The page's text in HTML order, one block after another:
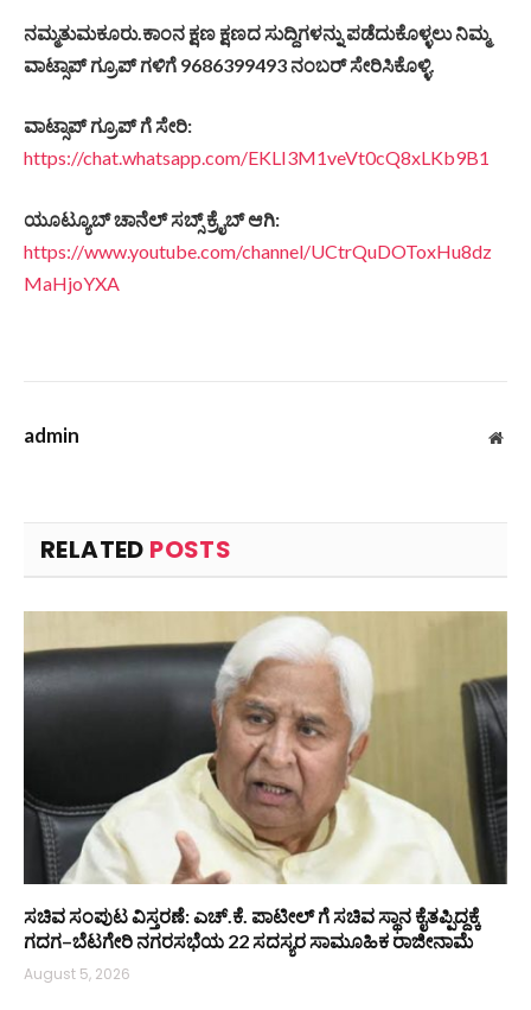
ನಮ್ಮತುಮಕೂರು. ಕಾಂನ ಕ್ಷಣ ಕ್ಷಣದ ಸುದ್ದಿಗಳನ್ನು ಪಡೆದುಕೊಳ್ಳಲುನಿಮ್ಮ
ವಾಟ್ಸಾಪ್ ಗ್ರೂಪ್ ಗಳಿಗೆ 9686399493 ನಂಬರ್ ಸೇರಿಸಿಕೊಳ್ಳಿ.
ವಾಟ್ಸಾಪ್ ಗ್ರೂಪ್ ಗೆಸೇರಿ:
https://chat.whatsapp.com/EKLI3M1veVt0cQ8xLKb9B1
ಯೂಟ್ಯೂಬ್ ಚಾನೆಲ್ ಸಬ್ಸ್ ಕ್ರೈಬ್ ಆಗಿ:
https://www.youtube.com/channel/UCtrQuDOToxHu8dz
MaHjoYXA
admin
RELATED POSTS
ಸಚಿವ ಸಂಪುಟ ವಿಸ್ತರಣೆ: ಎಚ್.ಕೆ. ಪಾಟೀಲ್ ಗೆ ಸಚಿವ ಸ್ಥಾನ ಕೈತಪ್ಪಿದ್ದಕ್ಕೆ
ಗದಗ–ಬೆಟಗೇರಿ ನಗರಸಭೆಯ 22 ಸದಸ್ಯರ ಸಾಮೂಹಿಕ ರಾಜೀನಾಮೆ
August 5, 2026